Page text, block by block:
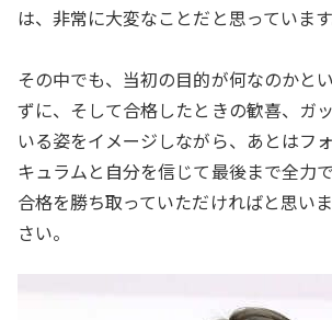
は、非常に大変なことだと思っています
その中でも、当初の目的が何なのかと
ずに、そして合格したときの歓喜、ガ
いる姿をイメージしながら、あとはフ
キュラムと自分を信じて最後まで全力
合格を勝ち取っていただければと思い
さい。